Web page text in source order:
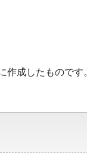
成したものです